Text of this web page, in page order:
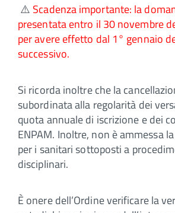
⚠️ Scadenza importante: la
presentata entro il 30 novembre
per avere effetto dal 1° gennaio
successivo.
Si ricorda inoltre che la
subordinata alla regolarità dei
quota annuale di iscrizione e dei
ENPAM. Inoltre, non è ammessa
per i sanitari sottoposti a
disciplinari.
È onere dell’Ordine verificare la